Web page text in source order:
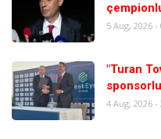
5 Aug, 2026 -
"Turan
4 Aug, 2026 -